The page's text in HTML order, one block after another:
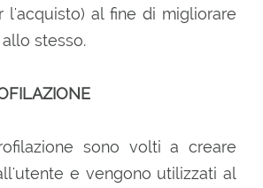
l'acquisto) al fine di migliorare
stesso.
sono volti a creare
e vengono utilizzati al